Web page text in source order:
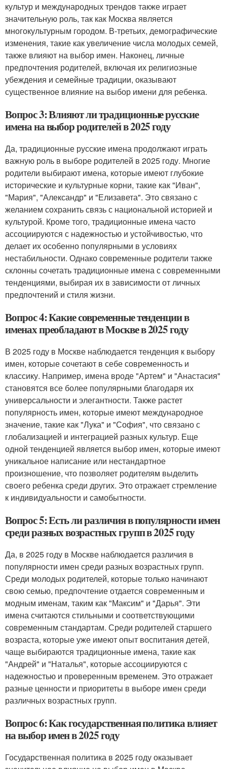
культур и международных трендов также играет
значительную роль, так как Москва является
многокультурным городом. В-третьих, демографические
изменения, такие как увеличение числа молодых семей,
также влияют на выбор имен. Наконец, личные
предпочтения родителей, включая их религиозные
убеждения и семейные традиции, оказывают
существенное влияние на выбор имени для ребенка.
Вопрос 3: Влияют ли традиционные русские
имена на выбор родителей в 2025 году
Да, традиционные русские имена продолжают играть
важную роль в выборе родителей в 2025 году. Многие
родители выбирают имена, которые имеют глубокие
исторические и культурные корни, такие как "Иван",
"Мария", "Александр" и "Елизавета". Это связано с
желанием сохранить связь с национальной историей и
культурой. Кроме того, традиционные имена часто
ассоциируются с надежностью и устойчивостью, что
делает их особенно популярными в условиях
нестабильности. Однако современные родители также
склонны сочетать традиционные имена с современными
тенденциями, выбирая их в зависимости от личных
предпочтений и стиля жизни.
Вопрос 4: Какие современные тенденции в
именах преобладают в Москве в 2025 году
В 2025 году в Москве наблюдается тенденция к выбору
имен, которые сочетают в себе современность и
классику. Например, имена вроде "Артем" и "Анастасия"
становятся все более популярными благодаря их
универсальности и элегантности. Также растет
популярность имен, которые имеют международное
значение, такие как "Лука" и "София", что связано с
глобализацией и интеграцией разных культур. Еще
одной тенденцией является выбор имен, которые имеют
уникальное написание или нестандартное
произношение, что позволяет родителям выделить
своего ребенка среди других. Это отражает стремление
к индивидуальности и самобытности.
Вопрос 5: Есть ли различия в популярности имен
среди разных возрастных групп в 2025 году
Да, в 2025 году в Москве наблюдается различия в
популярности имен среди разных возрастных групп.
Среди молодых родителей, которые только начинают
свою семью, предпочтение отдается современным и
модным именам, таким как "Максим" и "Дарья". Эти
имена считаются стильными и соответствующими
современным стандартам. Среди родителей старшего
возраста, которые уже имеют опыт воспитания детей,
чаще выбираются традиционные имена, такие как
"Андрей" и "Наталья", которые ассоциируются с
надежностью и проверенным временем. Это отражает
разные ценности и приоритеты в выборе имен среди
различных возрастных групп.
Вопрос 6: Как государственная политика влияет
на выбор имен в 2025 году
Государственная политика в 2025 году оказывает